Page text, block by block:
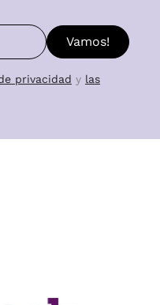
Vamos!
privacidad y las